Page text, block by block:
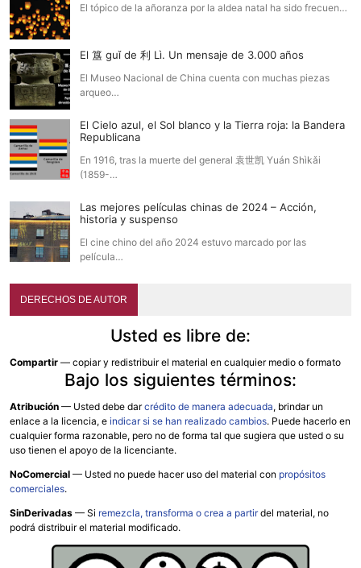
El tópico de la añoranza por la aldea natal ha sido frecuen…
El 簋 guǐ de 利 Lì. Un mensaje de 3.000 años
El Museo Nacional de China cuenta con muchas piezas
arqueo…
El Cielo azul, el Sol blanco y la Tierra roja: la Bandera
Republicana
En 1916, tras la muerte del general 袁世凯 Yuán Shìkǎi
(1859-…
Las mejores películas chinas de 2024 – Acción,
historia y suspenso
El cine chino del año 2024 estuvo marcado por las
película…
DERECHOS DE AUTOR
Usted es libre de:
Compartir — copiar y redistribuir el material en cualquier medio o formato
Bajo los siguientes términos:
Atribución — Usted debe darcrédito de manera adecuada, brindar un
enlace a la licencia, e indicar si se han realizado cambios. Puede hacerlo en
cualquier forma razonable, pero no de forma tal que sugiera que usted o su
uso tienen el apoyo de la licenciante.
NoComercial — Usted no puede hacer uso del material con propósitos
comerciales.
SinDerivadas — Si remezcla, transforma o crea a partirdel material, no
podrá distribuir el material modificado.